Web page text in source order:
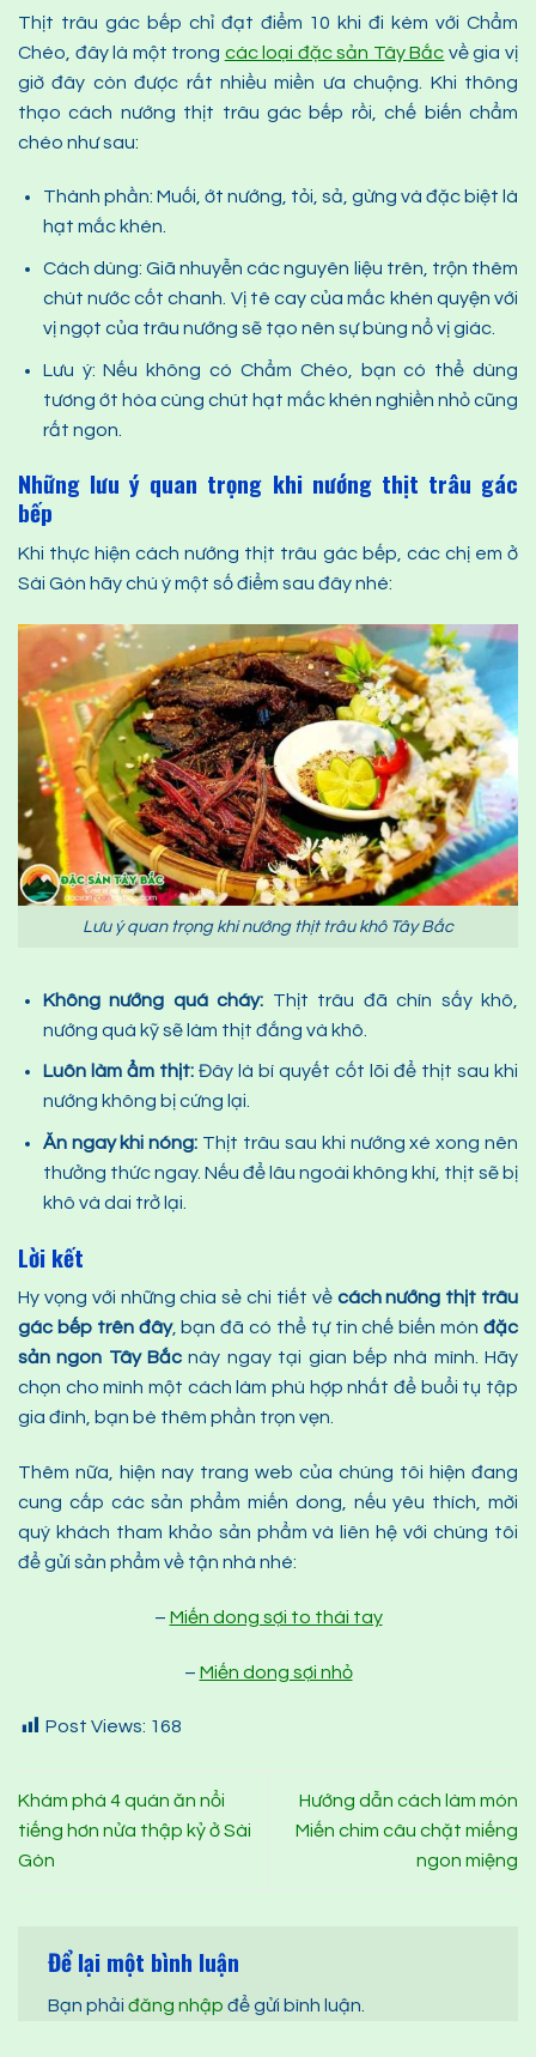
Thịt trâu gác bếp chỉ đạt điểm 10 khi đi kèm với Chẩm
Chéo, đây là một trong các loại đặc sản Tây Bắc về gia vị
giờ đây còn được rất nhiều miền ưa chuộng. Khi thông
thạo cách nướng thịt trâu gác bếp rồi, chế biến chẩm
chéo như sau:
Thành phần: Muối, ớt nướng, tỏi, sả, gừng và đặc biệt là
hạt mắc khén.
Cách dùng: Giã nhuyễn các nguyên liệu trên, trộn thêm
chút nước cốt chanh. Vị tê cay của mắc khén quyện với
vị ngọt của trâu nướng sẽ tạo nên sự bùng nổ vị giác.
Lưu ý: Nếu không có Chẩm Chéo, bạn có thể dùng
tương ớt hòa cùng chút hạt mắc khén nghiền nhỏ cũng
rất ngon.
Những lưu ý quan trọng khi nướng thịt trâu gác
bếp
Khi thực hiện cách nướng thịt trâu gác bếp, các chị em ở
Sài Gòn hãy chú ý một số điểm sau đây nhé:
Lưu ý quan trọng khi nướng thịt trâu khô Tây Bắc
Không nướng quá cháy: Thịt trâu đã chín sấy khô,
nướng quá kỹ sẽ làm thịt đắng và khô.
Luôn làm ẩm thịt: Đây là bí quyết cốt lõi để thịt sau khi
nướng không bị cứng lại.
Ăn ngay khi nóng: Thịt trâu sau khi nướng xé xong nên
thưởng thức ngay. Nếu để lâu ngoài không khí, thịt sẽ bị
khô và dai trở lại.
Lời kết
Hy vọng với những chia sẻ chi tiết về cách nướng thịt trâu
gác bếp trên đây, bạn đã có thể tự tin chế biến mónđặc
sản ngon Tây Bắc này ngay tại gian bếp nhà mình. Hãy
chọn cho mình một cách làm phù hợp nhất để buổi tụ tập
gia đình, bạn bè thêm phần trọn vẹn.
Thêm nữa, hiện nay trang web của chúng tôi hiện đang
cung cấp các sản phẩm miến dong, nếu yêu thích, mời
quý khách tham khảo sản phẩm và liên hệ với chúng tôi
để gửi sản phẩm về tận nhà nhé:
– Miến dong sợi to thái tay
– Miến dong sợi nhỏ
Post Views: 168
Khám phá 4 quán ăn nổi
tiếng hơn nửa thập kỷ ở Sài
Gòn
Hướng dẫn cách làm món
Miến chim câu chặt miếng
ngon miệng
Để lại một bình luận
Bạn phải đăng nhập để gửi bình luận.